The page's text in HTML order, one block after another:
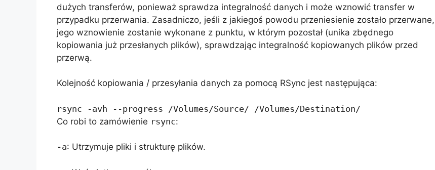
dużych transferów, ponieważ sprawdza integralność danych i może wznowić transfer w
przypadku przerwania. Zasadniczo, jeśli z jakiegoś powodu przeniesienie zostało przerwane,
jego wznowienie zostanie wykonane z punktu, w którym pozostał (unika zbędnego
kopiowania już przesłanych plików), sprawdzając integralność kopiowanych plików przed
przerwą.
Kolejność kopiowania / przesyłania danych za pomocą RSync jest następująca:
rsync -avh --progress /Volumes/Source/ /Volumes/Destination/
Co robi to zamówienie rsync:
-a: Utrzymuje pliki i strukturę plików.